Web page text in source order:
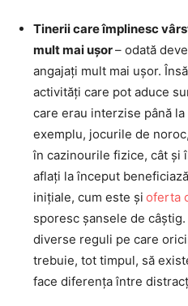
Tinerii care împlinesc
mult mai ușor– odată
angajați mult mai ușor.
activități care pot aduce
care erau interzise până la
exemplu, jocurile de
în cazinourile fizice, cât și
aflați la început
inițiale, cum este și oferta
sporesc șansele de câștig.
diverse reguli pe care
trebuie, tot timpul, să
face diferența între